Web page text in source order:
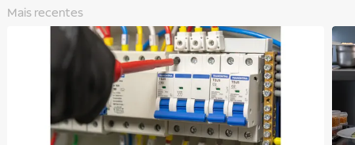
Mais recentes